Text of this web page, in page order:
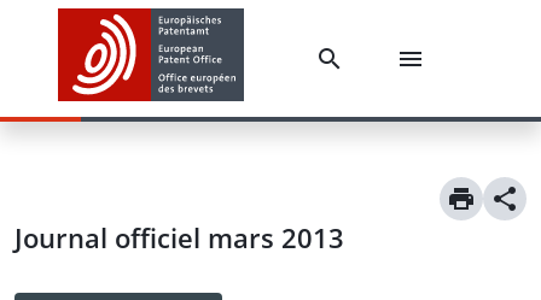
Journal officiel mars 2013